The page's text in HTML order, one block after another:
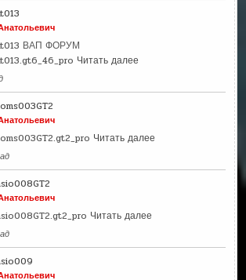
ВАП ФОРУМ
Читать далее
Читать далее
Читать далее